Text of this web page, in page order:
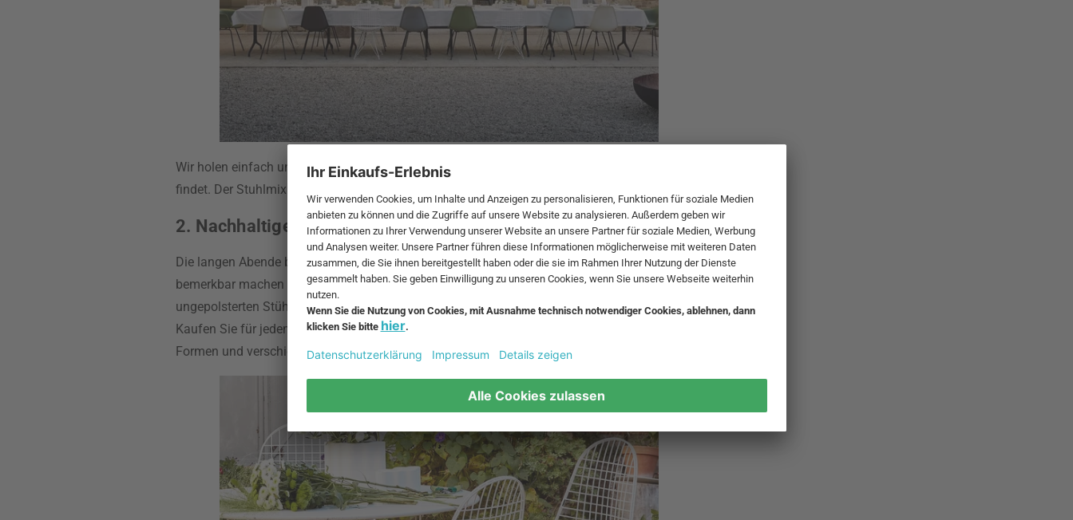
Wir holen einfach unsere Stühle von Vitra nach draussen, sodass jede Person einen Platz
findet. Der Stuhlmix aus verschieden Stühlen macht die lange Tafel zu etwas Besonderem.
2. Nachhaltiger Komfort in verschiedenen Farben
Die langen Abende beim Reden, Spielen oder Essen können sich auf harten Stühlen schon
bemerkbar machen – nicht mit den Soft Seats von Vitra. Die losen Sitzkissen tragen auf
ungepolsterten Stühlen zum Sitzkomfort bei.
Kaufen Sie für jeden Vitra-Stuhl das richtige Sitzkissen. Erhältlich sind die Soft Seats in drei
Formen und verschiedenen Farben erhältlich.